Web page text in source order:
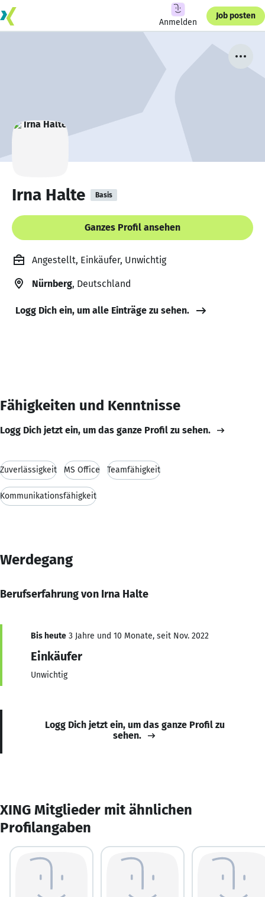
Anmelden
Job posten
Irna Halte Basis
Ganzes Profil ansehen
Angestellt, Einkäufer, Unwichtig
Nürnberg, Deutschland
Logg Dich ein, um alle Einträge zu sehen.
Fähigkeiten und Kenntnisse
Logg Dich jetzt ein, um das ganze Profil zu sehen.
Zuverlässigkeit MS Office Teamfähigkeit
Kommunikationsfähigkeit
Werdegang
Berufserfahrung von Irna Halte
Bis heute 3 Jahre und 10 Monate, seit Nov. 2022
Einkäufer
Unwichtig
Logg Dich jetzt ein, um das ganze Profil zu
sehen.
XING Mitglieder mit ähnlichen
Profilangaben